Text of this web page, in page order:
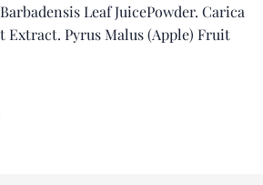
Leaf JuicePowder. Carica
Extract. Pyrus Malus (Apple) Fruit